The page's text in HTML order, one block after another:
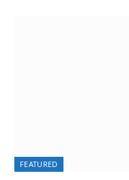
FEATURED